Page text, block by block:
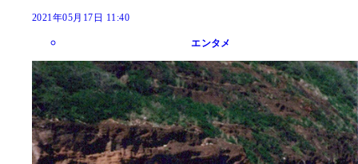
2021年05月17日 11:40
エンタメ